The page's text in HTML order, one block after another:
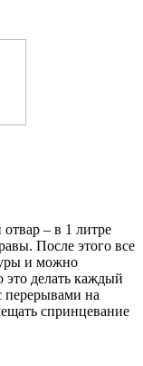
– в 1 литре
После этого все
и можно
делать каждый
перерывами на
спринцевание